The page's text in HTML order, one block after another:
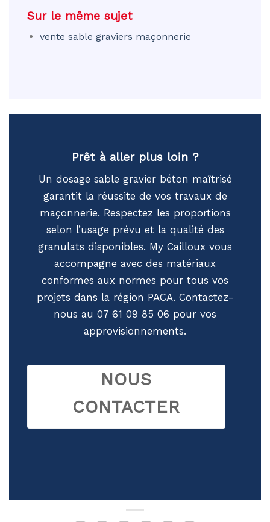
Sur le même sujet
vente sable graviers maçonnerie
Prêt à aller plus loin ?
Un dosage sable gravier béton maîtrisé
garantit la réussite de vos travaux de
maçonnerie. Respectez les proportions
selon l’usage prévu et la qualité des
granulats disponibles. My Cailloux vous
accompagne avec des matériaux
conformes aux normes pour tous vos
projets dans la région PACA. Contactez-
nous au 07 61 09 85 06 pour vos
approvisionnements.
NOUS
CONTACTER